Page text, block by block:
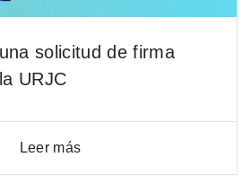
solicitud de firma
URJC
Leer más